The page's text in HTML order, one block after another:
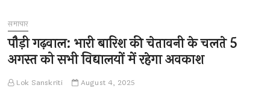
समाचार
पौड़ी गढ़वाल: भारी बारिश की चेतावनी के चलते 5
अगस्त को सभी विद्यालयों में रहेगा अवकाश
Lok Sanskriti
August 4, 2025